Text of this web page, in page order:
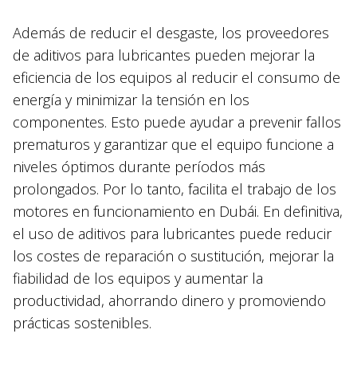
Además de reducir el desgaste, los proveedores
de aditivos para lubricantes pueden mejorar la
eficiencia de los equipos al reducir el consumo de
energía y minimizar la tensión en los
componentes. Esto puede ayudar a prevenir fallos
prematuros y garantizar que el equipo funcione a
niveles óptimos durante períodos más
prolongados. Por lo tanto, facilita el trabajo de los
motores en funcionamiento en Dubái. En definitiva,
el uso de aditivos para lubricantes puede reducir
los costes de reparación o sustitución, mejorar la
fiabilidad de los equipos y aumentar la
productividad, ahorrando dinero y promoviendo
prácticas sostenibles.